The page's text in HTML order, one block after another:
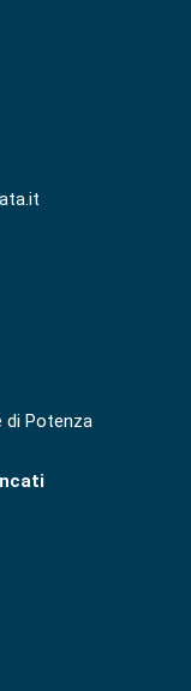
di Potenza